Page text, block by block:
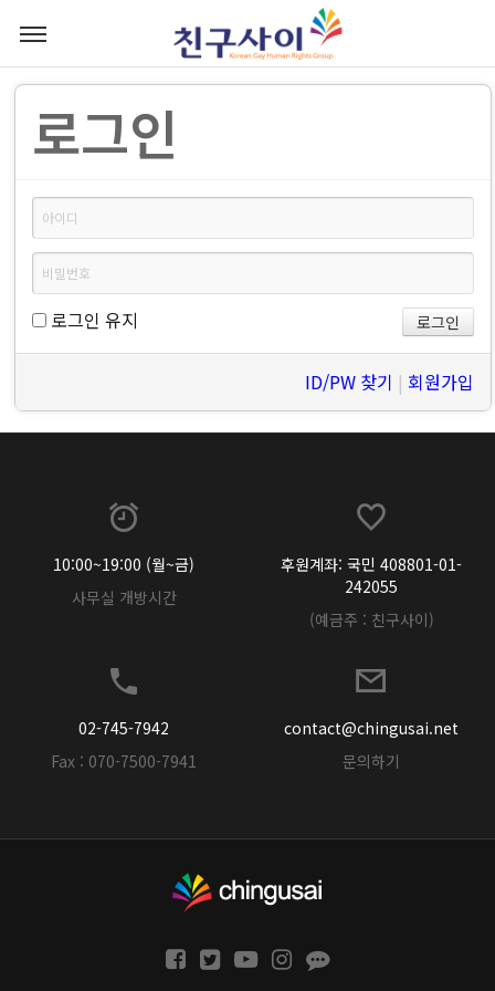
로그인
로그인 유지
ID/PW 찾기 | 회원가입
10:00~19:00 (월~금)
사무실 개방시간
후원계좌: 국민 408801-01-
242055
(예금주 : 친구사이)
02-745-7942
Fax : 070-7500-7941
contact@chingusai.net
문의하기